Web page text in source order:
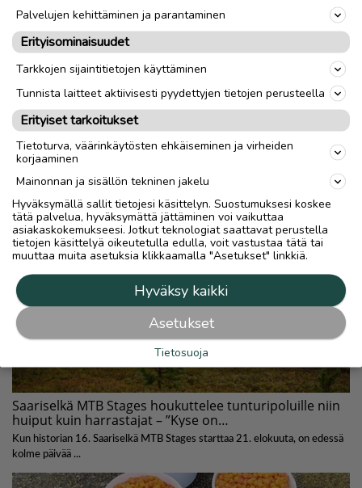
Palvelujen kehittäminen ja parantaminen
Erityisominaisuudet
Tarkkojen sijaintitietojen käyttäminen
Tunnista laitteet aktiivisesti pyydettyjen tietojen perusteella
Erityiset tarkoitukset
Tietoturva, väärinkäytösten ehkäiseminen ja virheiden
korjaaminen
Mainonnan ja sisällön tekninen jakelu
Hyväksymällä sallit tietojesi käsittelyn. Suostumuksesi koskee
tätä palvelua, hyväksymättä jättäminen voi vaikuttaa
asiakaskokemukseesi. Jotkut teknologiat saattavat perustella
tietojen käsittelyä oikeutetulla edulla, voit vastustaa tätä tai
muuttaa muita asetuksia klikkaamalla "Asetukset" linkkiä.
Hyväksy kaikki
Asetukset
Tietosuoja